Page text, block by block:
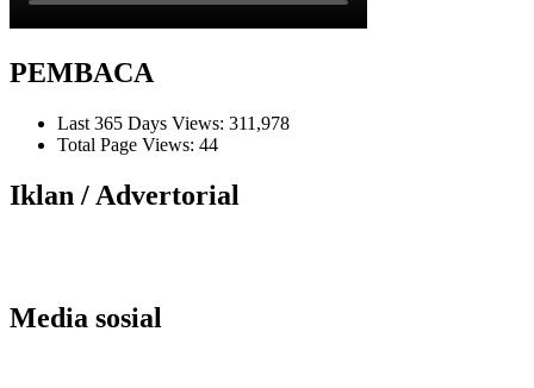
PEMBACA
Last 365 Days Views: 311,978
Total Page Views: 44
Iklan / Advertorial
Media sosial